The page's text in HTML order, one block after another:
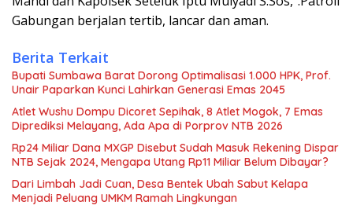
Gabungan berjalan tertib, lancar dan aman.
Berita Terkait
Bupati Sumbawa Barat Dorong Optimalisasi 1.000 HPK, Prof.
Unair Paparkan Kunci Lahirkan Generasi Emas 2045
Atlet Wushu Dompu Dicoret Sepihak, 8 Atlet Mogok, 7 Emas
Diprediksi Melayang, Ada Apa di Porprov NTB 2026
Rp24 Miliar Dana MXGP Disebut Sudah Masuk Rekening Dispar
NTB Sejak 2024, Mengapa Utang Rp11 Miliar Belum Dibayar?
Dari Limbah Jadi Cuan, Desa Bentek Ubah Sabut Kelapa
Menjadi Peluang UMKM Ramah Lingkungan